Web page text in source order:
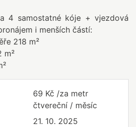
4 samostatné kóje + vjezdová
i menších částí:
218 m²
m²
69 Kč /za metr
čtvereční / měsíc
21. 10. 2025